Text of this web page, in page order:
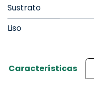
Sustrato
Liso
Características